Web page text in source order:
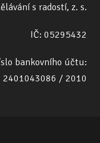
s radostí, z. s.
IČ: 05295432
bankovního účtu:
2401043086 / 2010